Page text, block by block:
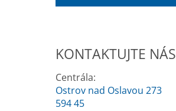
KONTAKTUJTE NÁS
Centrála:
Ostrov nad Oslavou 273
594 45